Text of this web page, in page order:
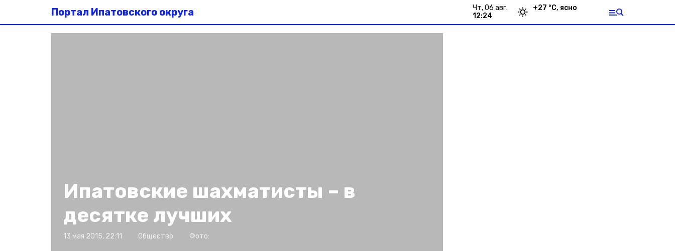
Портал Ипатовского округа
чт, 06 авг.
12:24
+27 °С, ясно
Ипатовские шахматисты – в
десятке лучших
13 мая 2015, 22:11 Общество Фото: